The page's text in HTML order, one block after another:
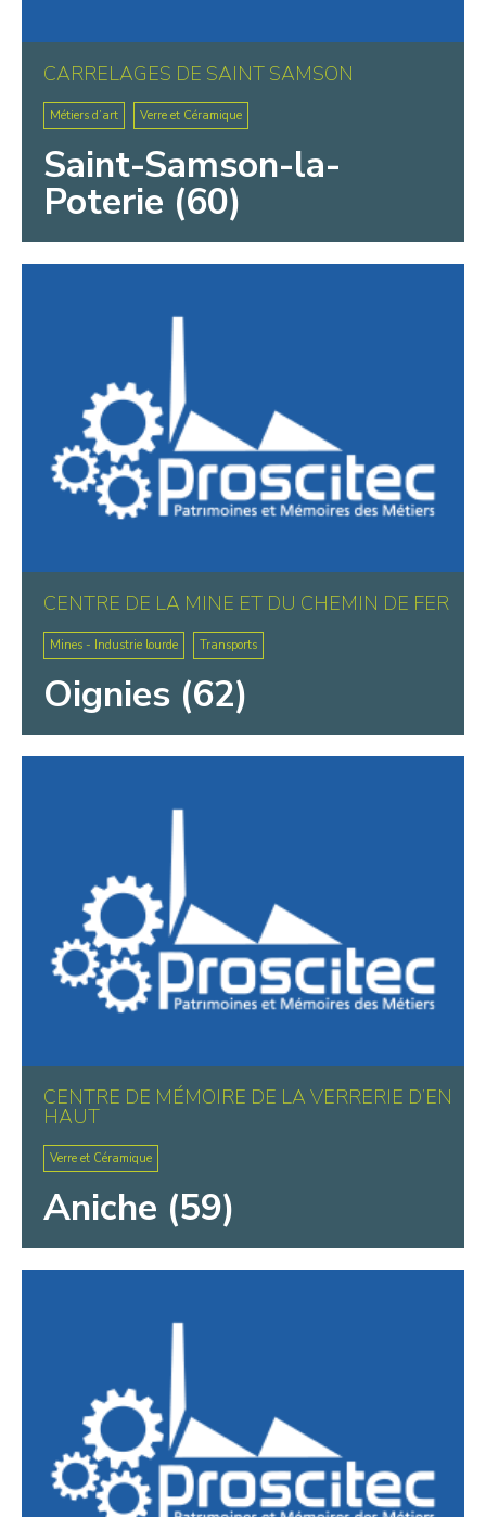
CARRELAGES DE SAINT SAMSON
Métiers d’art Verre et Céramique
Saint-Samson-la-
Poterie (60)
CENTRE DE LA MINE ET DU CHEMIN DE FER
Mines - Industrie lourde Transports
Oignies (62)
CENTRE DE MÉMOIRE DE LA VERRERIE D’EN
HAUT
Verre et Céramique
Aniche (59)